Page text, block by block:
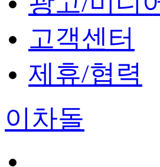
고객센터
제휴/협력
이차돌